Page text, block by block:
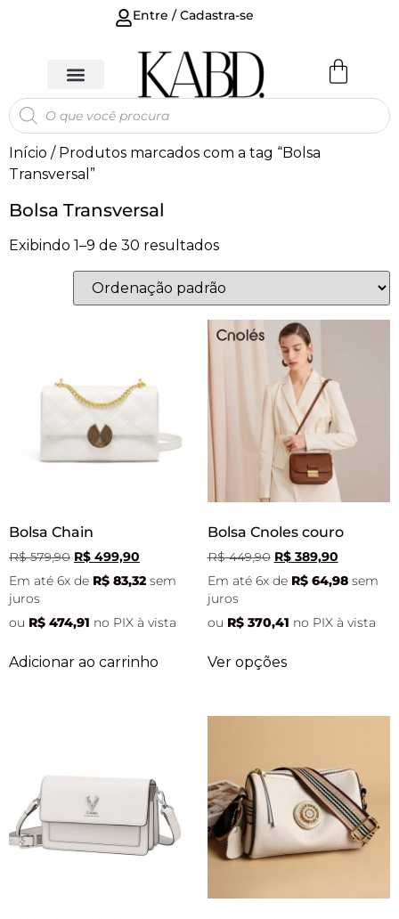
Entre / Cadastra-se
Início / Produtos marcados com a tag “Bolsa
Transversal”
Bolsa Transversal
Exibindo 1–9 de 30 resultados
Bolsa Chain
R$579,90 R$ 499,90
Em até 6x de R$ 83,32 sem
juros
ou R$ 474,91 no PIX à vista
Adicionar ao carrinho
Bolsa Cnoles couro
R$449,90 R$389,90
Em até 6x de R$64,98 sem
juros
ou R$370,41 no PIX à vista
Ver opções